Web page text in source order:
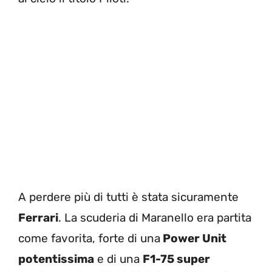
A perdere più di tutti è stata sicuramente
Ferrari. La scuderia di Maranello era partita
come favorita, forte di una Power Unit
potentissima e di una F1-75 super